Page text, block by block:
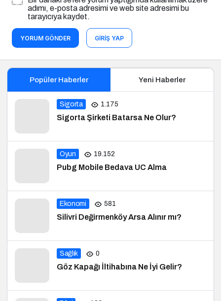
adımı, e-posta adresimi ve web site adresimi bu
tarayıcıya kaydet.
YORUM GÖNDER GIRIŞ YAP
Popüler Haberler Yeni Haberler
Sigorta 1.175
Sigorta Şirketi Batarsa Ne Olur?
Oyun 19.152
Pubg Mobile Bedava UC Alma
Ekonomi 581
Silivri Değirmenköy Arsa Alınır mı?
Sağlık 0
Göz Kapağı İltihabına Ne İyi Gelir?